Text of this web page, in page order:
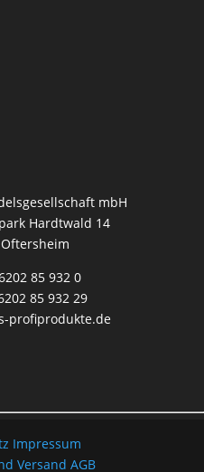
mbH
Hardtwald 14
85 932 0
85 932 29
profiprodukte.de
Impressum
Versand AGB